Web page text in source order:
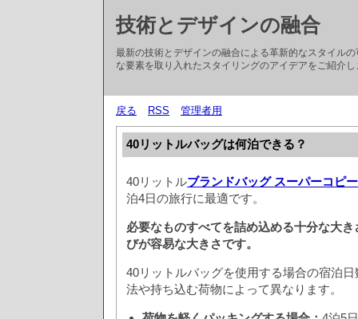
技術とデザインの融合
最新の技術とデザインの融合による革新的なスタイル
な要素を取り入れたスタイリングのアイデアをご紹介し
戻る RSS 管理者用
40リットルバッグは何泊できる？
40リットルブランドバッグ スーパーコピー
泊4日の旅行に最適です。
必要なものすべてを詰め込める十分な大
びが容易な大きさです。
40リットルバッグを使用する場合の宿泊
法や持ち込む荷物によって異なります。